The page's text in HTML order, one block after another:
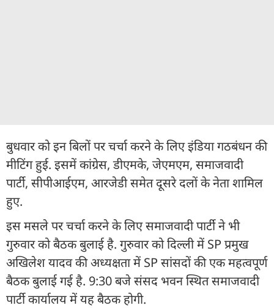
बुधवार को इन बिलों पर चर्चा करने के लिए इंडिया गठबंधन की
मीटिंग हुई. इसमें कांग्रेस, डीएमके, जेएमएम, समाजवादी
पार्टी, सीपीआईएम, आरजेडी समेत दूसरे दलों के नेता शामिल
हुए.
इस मसले पर चर्चा करने के लिए समाजवादी पार्टी ने भी
गुरुवार को बैठक बुलाई है. गुरुवार को दिल्ली में SP प्रमुख
अखिलेश यादव की अध्यक्षता में SP सांसदों की एक महत्वपूर्ण
बैठक बुलाई गई है. 9:30 बजे संसद भवन स्थित समाजवादी
पार्टी कार्यालय में यह बैठक होगी.